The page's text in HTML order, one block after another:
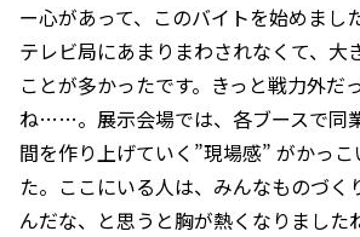
ー心があって、このバイトを始めまし
テレビ局にあまりまわされなくて、大
ことが多かったです。きっと戦力外だ
ね……。展示会場では、各ブースで同
間を作り上げていく”現場感” がかっ
た。ここにいる人は、みんなものづく
んだな、と思うと胸が熱くなりました